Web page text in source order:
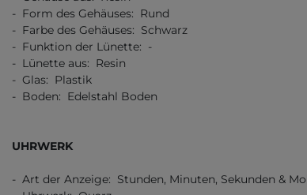
- Form des Gehäuses: Rund
- Farbe des Gehäuses: Schwarz
- Funktion der Lünette: -
- Lünette aus: Resin
- Glas: Plastik
- Boden: Edelstahl Boden
UHRWERK
- Art der Anzeige: Stunden, Minuten, Sekunden &